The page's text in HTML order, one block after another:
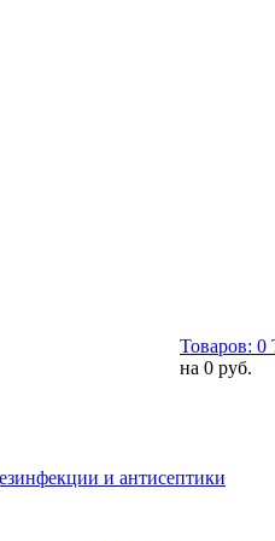
Товаров: 0
на 0 руб.
и антисептики